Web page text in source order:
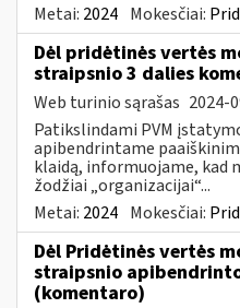
Metai: 2024 Mokesčiai:
Dėl pridėtinės vertės
straipsnio 3 dalies
Web turinio sąrašas 2024-
Patikslindami PVM
apibendrintame
klaidą, informuojame, kad
žodžiai „organizacijai“...
Metai: 2024 Mokesčiai:
Dėl Pridėtinės vertės
straipsnio
(komentaro)